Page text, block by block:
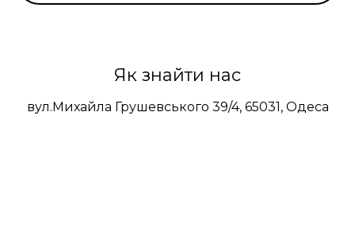
Як знайти нас
вул.Михайла Грушевського 39/4, 65031, Одеса